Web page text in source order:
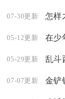
07-30更新
05-12更新
05-29更新 乱斗
07-07更新